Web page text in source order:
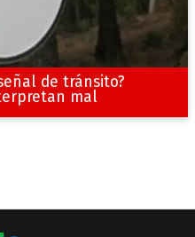
de tránsito?
mal